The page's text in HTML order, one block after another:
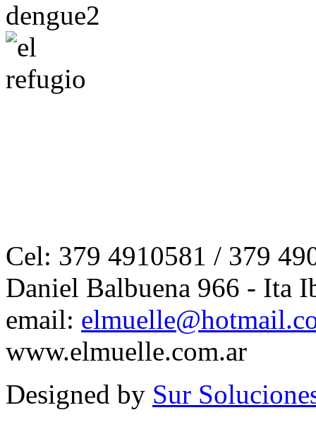
Cel: 379 4910581 / 379
Daniel Balbuena 966 - Ita
email:
www.elmuelle.com.ar
Designed by Sur